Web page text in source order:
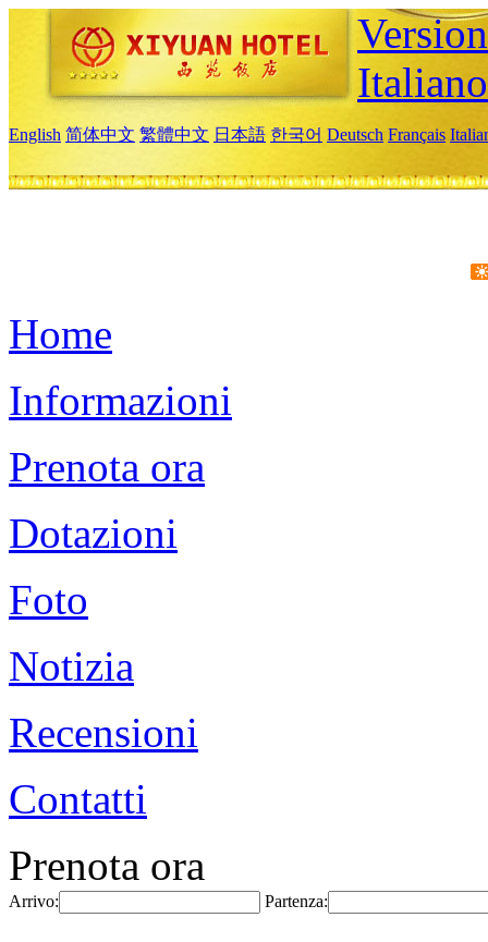
Italiano
English 简体中文 繁體中文 日本語 한국어 Deutsch Français
Home
Informazioni
Prenota ora
Dotazioni
Foto
Notizia
Recensioni
Contatti
Prenota ora
Arrivo: Partenza: